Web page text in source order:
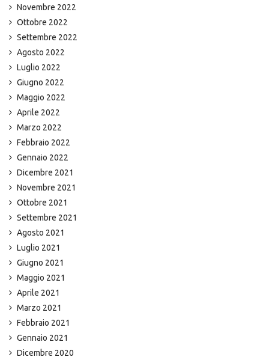
Novembre 2022
Ottobre 2022
Settembre 2022
Agosto 2022
Luglio 2022
Giugno 2022
Maggio 2022
Aprile 2022
Marzo 2022
Febbraio 2022
Gennaio 2022
Dicembre 2021
Novembre 2021
Ottobre 2021
Settembre 2021
Agosto 2021
Luglio 2021
Giugno 2021
Maggio 2021
Aprile 2021
Marzo 2021
Febbraio 2021
Gennaio 2021
Dicembre 2020